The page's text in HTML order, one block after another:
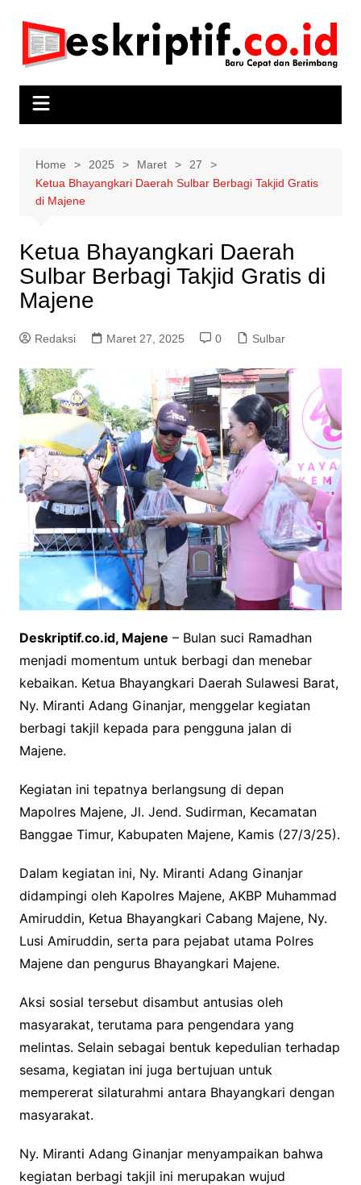
content
Home 2025 Maret
27
Ketua Bhayangkari Daerah Sulbar Berbagi Takjid Gratis
di Majene
Ketua Bhayangkari Daerah
Sulbar Berbagi Takjid Gratis di
Majene
Redaksi Maret 27, 2025 0 Sulbar
Deskriptif.co.id, Majene – Bulan suci Ramadhan
menjadi momentum untuk berbagi dan menebar
kebaikan. Ketua Bhayangkari Daerah Sulawesi Barat,
Ny. Miranti Adang Ginanjar, menggelar kegiatan
berbagi takjil kepada para pengguna jalan di
Majene.
Kegiatan ini tepatnya berlangsung di depan
Mapolres Majene, Jl. Jend. Sudirman, Kecamatan
Banggae Timur, Kabupaten Majene, Kamis (27/3/25).
Dalam kegiatan ini, Ny. Miranti Adang Ginanjar
didampingi oleh Kapolres Majene, AKBP Muhammad
Amiruddin, Ketua Bhayangkari Cabang Majene, Ny.
Lusi Amiruddin, serta para pejabat utama Polres
Majene dan pengurus Bhayangkari Majene.
Aksi sosial tersebut disambut antusias oleh
masyarakat, terutama para pengendara yang
melintas. Selain sebagai bentuk kepedulian terhadap
sesama, kegiatan ini juga bertujuan untuk
mempererat silaturahmi antara Bhayangkari dengan
masyarakat.
Ny. Miranti Adang Ginanjar menyampaikan bahwa
kegiatan berbagi takjil ini merupakan wujud